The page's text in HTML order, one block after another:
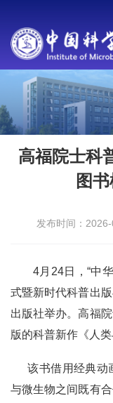
高福院士科
图
发布时间：2026-
4月24日，“中华
式暨新时代科普出
出版社举办。高福
版的科普新作《人
该书借用经典动
与微生物之间既有